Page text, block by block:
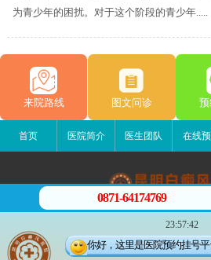
为青少年的困扰。对于这个阶段的青少年.....
来院路线 图文问诊
首页 医院简介 医生团队 在线
昆明白癜风医
昆明市五华区护国路
版权所有：昆明白癜
0871-64174769
23:57:42
你好，这里是医院预约挂号